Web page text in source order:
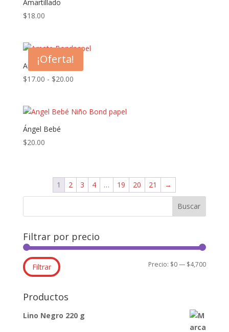
Amartillado
$18.00
¡Oferta!
Amate
$17.00 - $20.00Rango
desde
Ángel Bebé
$20.00
1 2 3 4 … 19 20 21 →
Filtrar por precio
Precio
Precio
Filtrar Precio: $0— $4,700
Productos
Lino Negro 220 g